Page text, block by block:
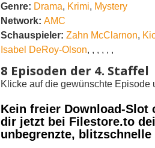
Genre: Drama, Krimi, Mystery
Network: AMC
Schauspieler: Zahn McClarnon,
Isabel DeRoy-Olson, , , , , ,
8 Episoden der 4. Staffel
Klicke auf die gewünschte
Kein freier Download-Slot
dir jetzt bei Filestore.to
unbegrenzte,